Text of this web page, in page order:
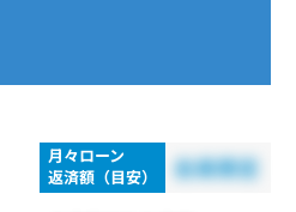
月々ローン
返済額（目安）
会員限定